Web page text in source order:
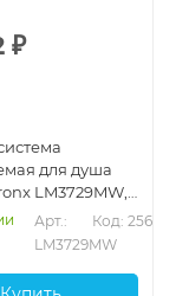
₽
для душа
LM3729MW,
Арт.:
LM3729MW
Код: 25619